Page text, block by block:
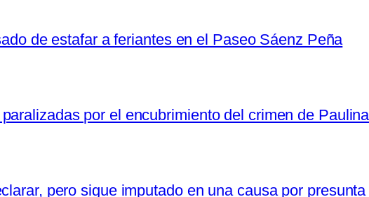
de estafar a feriantes en el Paseo Sáenz Peña
por el encubrimiento del crimen de Paulina
pero sigue imputado en una causa por